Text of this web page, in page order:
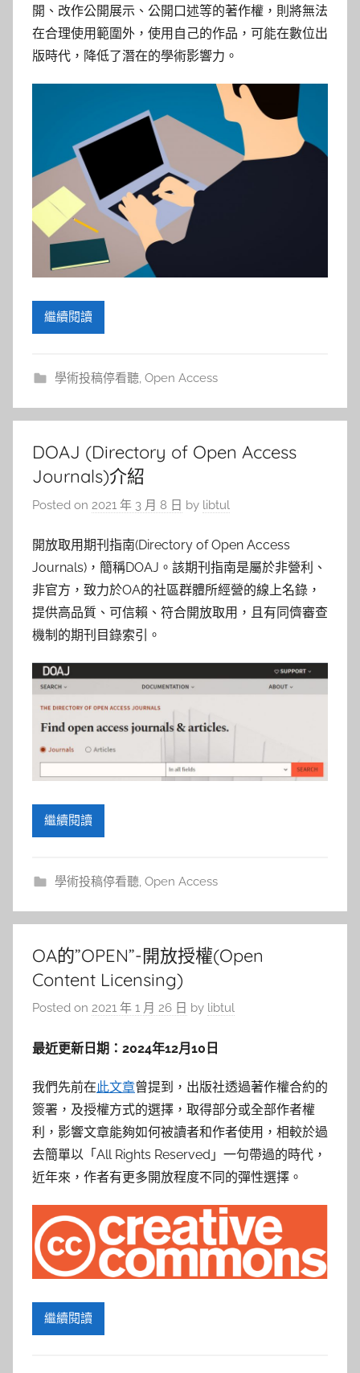
開、改作公開展示、公開口述等的著作權，則將無法
在合理使用範圍外，使用自己的作品，可能在數位出
版時代，降低了潛在的學術影響力。
繼續閱讀
學術投稿停看聽, Open Access
DOAJ (Directory of Open Access
Journals)介紹
Posted on 2021 年 3 月 8 日 by libtul
開放取用期刊指南(Directory of Open Access
Journals)，簡稱DOAJ。該期刊指南是屬於非營利、
非官方，致力於OA的社區群體所經營的線上名錄，
提供高品質、可信賴、符合開放取用，且有同儕審查
機制的期刊目錄索引。
繼續閱讀
學術投稿停看聽, Open Access
OA的”OPEN”-開放授權(Open
Content Licensing)
Posted on 2021 年 1 月 26 日 by libtul
最近更新日期：2024年12月10日
我們先前在此文章曾提到，出版社透過著作權合約的
簽署，及授權方式的選擇，取得部分或全部作者權
利，影響文章能夠如何被讀者和作者使用，相較於過
去簡單以「All Rights Reserved」一句帶過的時代，
近年來，作者有更多開放程度不同的彈性選擇。
繼續閱讀